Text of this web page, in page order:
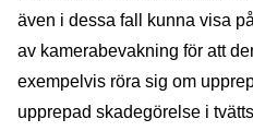
även i dessa fall kunna visa
av kamerabevakning för att
exempelvis röra sig om
upprepad skadegörelse i